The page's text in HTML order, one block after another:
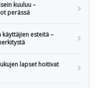
kuuluu –
perässä
esteitä –
lapset hoitivat